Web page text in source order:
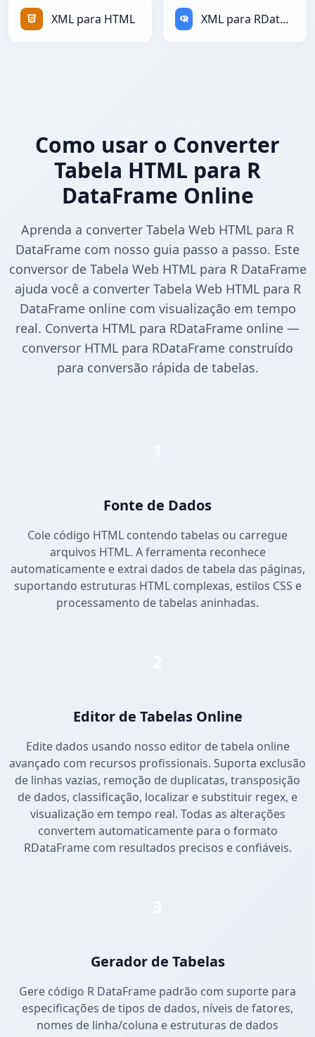
XML para HTML XML para RDataFrame
Como usar o Converter
Tabela HTML para R
DataFrame Online
Aprenda a converter Tabela Web HTML para R
DataFrame com nosso guia passo a passo. Este
conversor de Tabela Web HTML para R DataFrame
ajuda você a converter Tabela Web HTML para R
DataFrame online com visualização em tempo
real. Converta HTML para RDataFrame online —
conversor HTML para RDataFrame construído
para conversão rápida de tabelas.
Fonte de Dados
Cole código HTML contendo tabelas ou carregue
arquivos HTML. A ferramenta reconhece
automaticamente e extrai dados de tabela das páginas,
suportando estruturas HTML complexas, estilos CSS e
processamento de tabelas aninhadas.
Editor de Tabelas Online
Edite dados usando nosso editor de tabela online
avançado com recursos profissionais. Suporta exclusão
de linhas vazias, remoção de duplicatas, transposição
de dados, classificação, localizar e substituir regex, e
visualização em tempo real. Todas as alterações
convertem automaticamente para o formato
RDataFrame com resultados precisos e confiáveis.
Gerador de Tabelas
Gere código R DataFrame padrão com suporte para
especificações de tipos de dados, níveis de fatores,
nomes de linha/coluna e estruturas de dados